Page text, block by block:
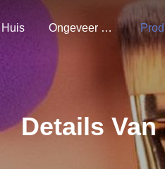
Huis Ongeveer Ons
Details